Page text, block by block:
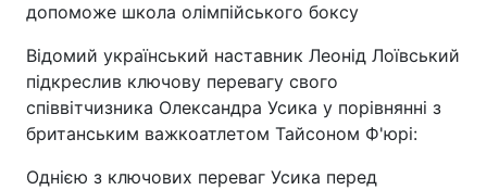
допоможе школа олімпійського боксу
Відомий український наставник Леонід Лоївський
підкреслив ключову перевагу свого
співвітчизника Олександра Усика у порівнянні з
британським важкоатлетом Тайсоном Ф'юрі:
Однією з ключових переваг Усика перед